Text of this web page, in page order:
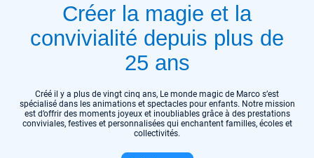
Créer la magie et la
convivialité depuis plus de
25 ans
Créé il y a plus de vingt cinq ans, Le monde magic de Marco s’est
spécialisé dans les animations et spectacles pour enfants. Notre mission
est d’offrir des moments joyeux et inoubliables grâce à des prestations
conviviales, festives et personnalisées qui enchantent familles, écoles et
collectivités.